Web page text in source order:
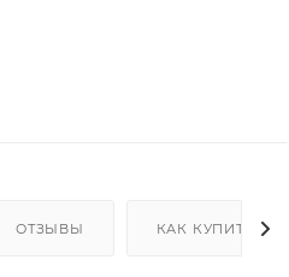
ОТЗЫВЫ КАК КУПИТЬ